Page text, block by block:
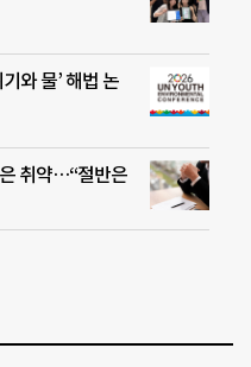
와 물’ 해법 논
취약…“절반은